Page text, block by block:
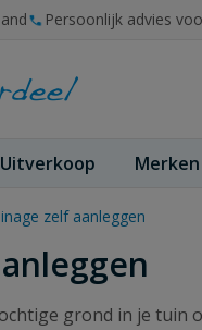
Persoonlijk advies
Uitverkoop Merken
zelf aanleggen
grond in je